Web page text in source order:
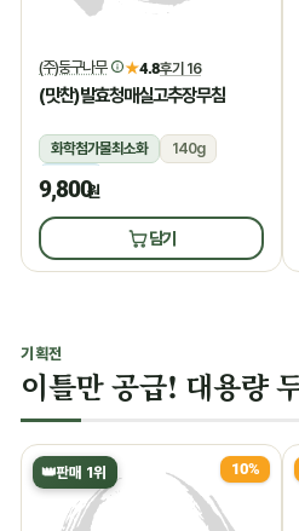
(주)둥구나무 ★4.8후기 16
(맛찬)발효청매실고추장무침
화학첨가물최소화
140g
냉장
9,800원
담기
기획전
이틀만 공급! 대용량
👑판매 1위 10%